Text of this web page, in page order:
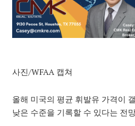
사진/WFAA 캡쳐
올해 미국의 평균 휘발유 가격이
낮은 수준을 기록할 수 있다는 전